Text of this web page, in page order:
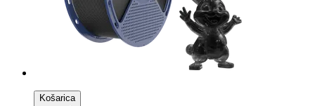
Košarica